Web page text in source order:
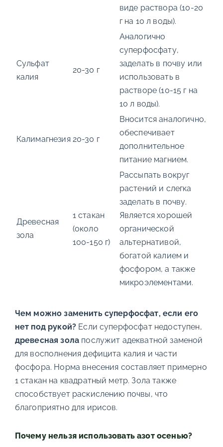
виде раствора (10-20
г на 10 л воды).
Сульфат
калия
20-30 г
Аналогично
суперфосфату,
заделать в почву или
использовать в
растворе (10-15 г на
10 л воды).
Калимагнезия 20-30 г
Вносится аналогично,
обеспечивает
дополнительное
питание магнием.
Древесная
зола
1 стакан
(около
100-150 г)
Рассыпать вокруг
растений и слегка
заделать в почву.
Является хорошей
органической
альтернативой,
богатой калием и
фосфором, а также
микроэлементами.
Чем можно заменить суперфосфат, если его
нет под рукой? Если суперфосфат недоступен,
древесная зола послужит адекватной заменой
для восполнения дефицита калия и части
фосфора. Норма внесения составляет примерно
1 стакан на квадратный метр. Зола также
способствует раскислению почвы, что
благоприятно для ирисов.
Почему нельзя использовать азот осенью?